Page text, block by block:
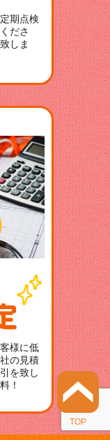
TOP
期点検
ださ
しま
様に低
の見積
を致し
！